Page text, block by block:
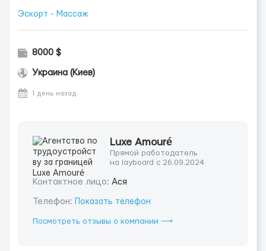
Эскорт - Массаж
8000 $
Украина (Киев)
1 день назад
Luxe Amouré
Прямой работодатель
на layboard с 26.09.2024
Контактное лицо: Ася
Телефон: Показать телефон
Посмотреть отзывы о компании ⟶